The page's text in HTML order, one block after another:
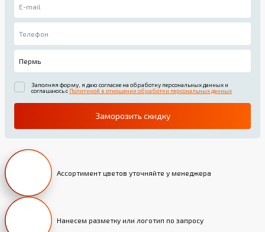
Заполняя форму, я даю согласие на обработку персональных данных и
соглашаюсь с Политикой в отношении обработки персональных данных
Заморозить скидку
Ассортимент цветов уточняйте у менеджера
Нанесем разметку или логотип по запросу